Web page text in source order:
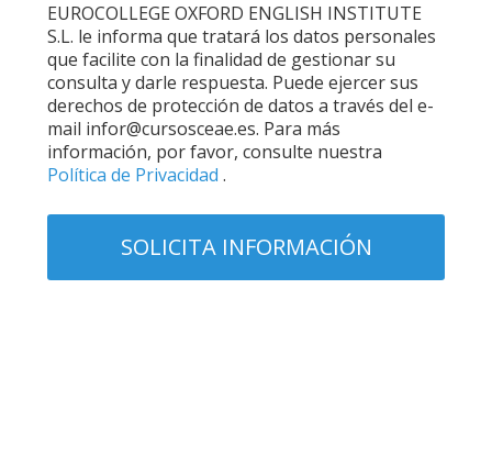
EUROCOLLEGE OXFORD ENGLISH INSTITUTE
S.L. le informa que tratará los datos personales
que facilite con la finalidad de gestionar su
consulta y darle respuesta. Puede ejercer sus
derechos de protección de datos a través del e-
mail infor@cursosceae.es. Para más
información, por favor, consulte nuestra
Política de Privacidad .